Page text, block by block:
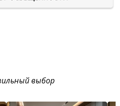
выбор